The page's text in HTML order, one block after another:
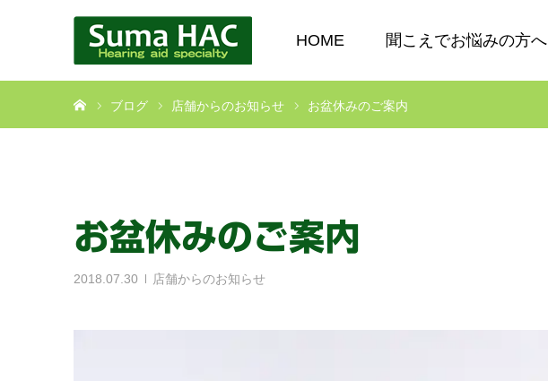
HOME 聞こえでお悩みの方へ
ブログ 店舗からのお知らせ お盆休みのご案内
お盆休みのご案内
2018.07.30 店舗からのお知らせ